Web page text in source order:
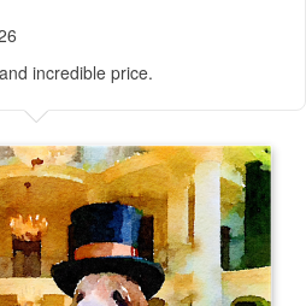
incredible price.